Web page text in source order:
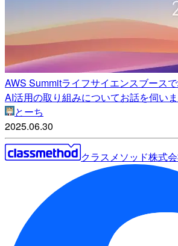
AWS Summitライフサイエンスブース
AI活用の取り組みについてお話を伺い
とーち
2025.06.30
クラスメソッド株式